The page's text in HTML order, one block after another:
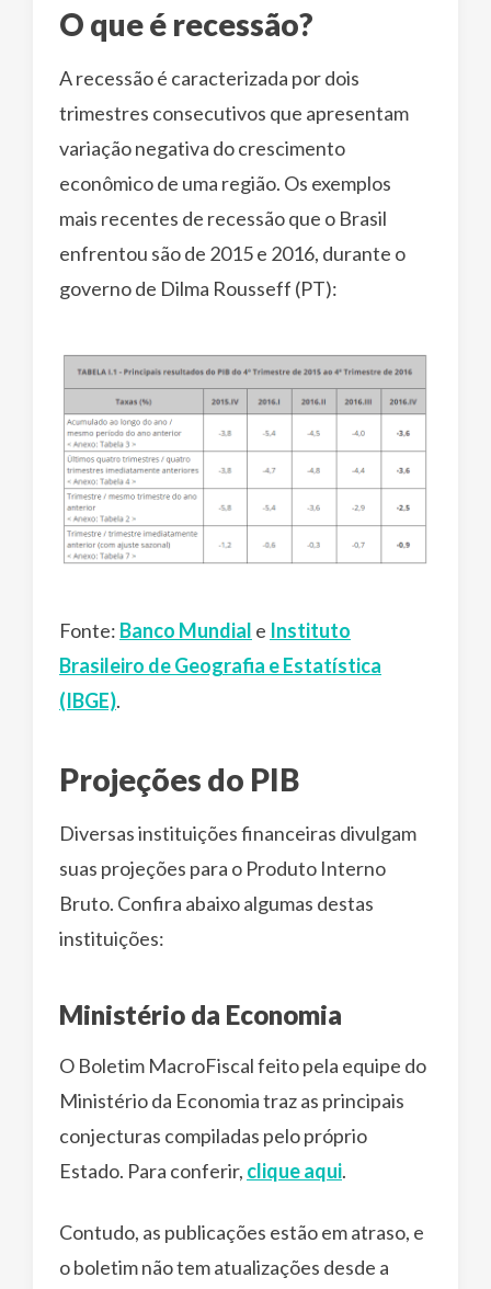
O que é recessão?
A recessão é caracterizada por dois
trimestres consecutivos que apresentam
variação negativa do crescimento
econômico de uma região. Os exemplos
mais recentes de recessão que o Brasil
enfrentou são de 2015 e 2016, durante o
governo de Dilma Rousseff (PT):
Fonte: Banco Mundial e Instituto
Brasileiro de Geografia e Estatística
(IBGE).
Projeções do PIB
Diversas instituições financeiras divulgam
suas projeções para o Produto Interno
Bruto. Confira abaixo algumas destas
instituições:
Ministério da Economia
O Boletim MacroFiscal feito pela equipe do
Ministério da Economia traz as principais
conjecturas compiladas pelo próprio
Estado. Para conferir, clique aqui.
Contudo, as publicações estão em atraso, e
o boletim não tem atualizações desde a